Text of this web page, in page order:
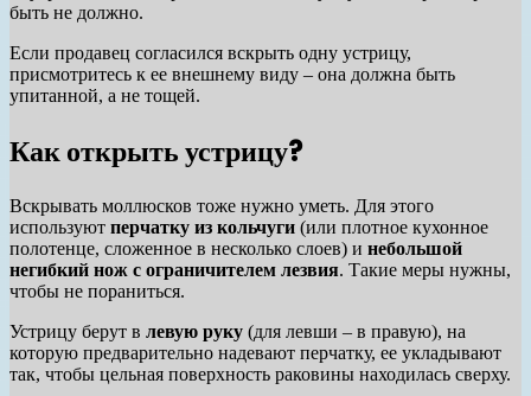
быть не должно.
Если продавец согласился вскрыть одну устрицу,
присмотритесь к ее внешнему виду – она должна быть
упитанной, а не тощей.
Как открыть устрицу?
Вскрывать моллюсков тоже нужно уметь. Для этого
используют перчатку из кольчуги (или плотное кухонное
полотенце, сложенное в несколько слоев) и небольшой
негибкий нож с ограничителем лезвия. Такие меры нужны,
чтобы не пораниться.
Устрицу берут в левую руку (для левши – в правую), на
которую предварительно надевают перчатку, ее укладывают
так, чтобы цельная поверхность раковины находилась сверху.